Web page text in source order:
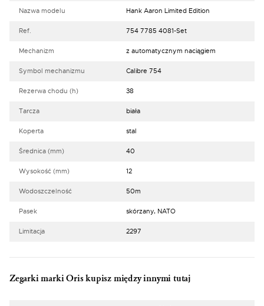
Nazwa modelu Hank Aaron Limited Edition
Ref. 754 7785 4081-Set
Mechanizm z automatycznym naciągiem
Symbol mechanizmu Calibre 754
Rezerwa chodu (h) 38
Tarcza biała
Koperta stal
Średnica (mm) 40
Wysokość (mm) 12
Wodoszczelność 50m
Pasek skórzany, NATO
Limitacja 2297
Zegarki marki Oris kupisz między innymi tutaj